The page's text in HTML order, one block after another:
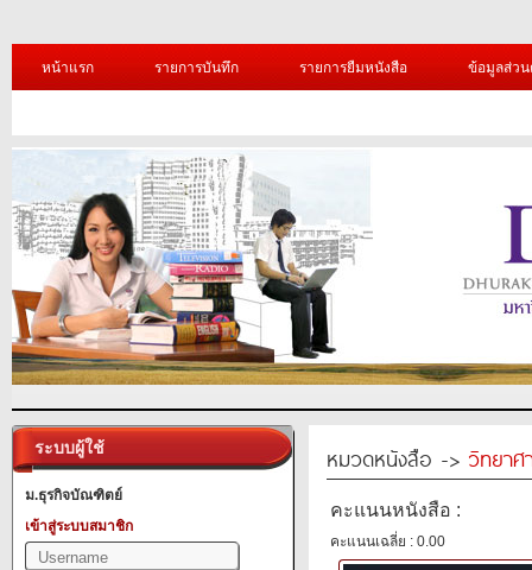
หน้าแรก รายการบันทึก รายการยืมหนังสือ ข้อมูลส่ว
ระบบผู้ใช้
ม.ธุรกิจบัณฑิตย์
เข้าสู่ระบบสมาชิก
หมวดหนังสือ -> วิทยาศ
คะแนนหนังสือ :
คะแนนเฉลี่ย : 0.00